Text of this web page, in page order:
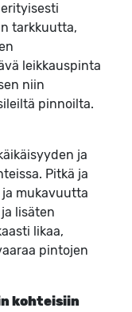
tarkkuutta,
leikkauspinta
niin
pinnoilta.
ja
Pitkä ja
mukavuutta
lisäten
likaa,
pintojen
kohteisiin